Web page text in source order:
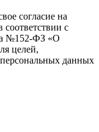
согласие на
с
№152-ФЗ «О
целей,
данных